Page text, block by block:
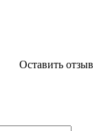
Оставить отзыв